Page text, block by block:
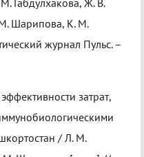
Габдулхакова, Ж. В.
Шарипова, К. М.
журнал Пульс. –
затрат,
/ Л. М.